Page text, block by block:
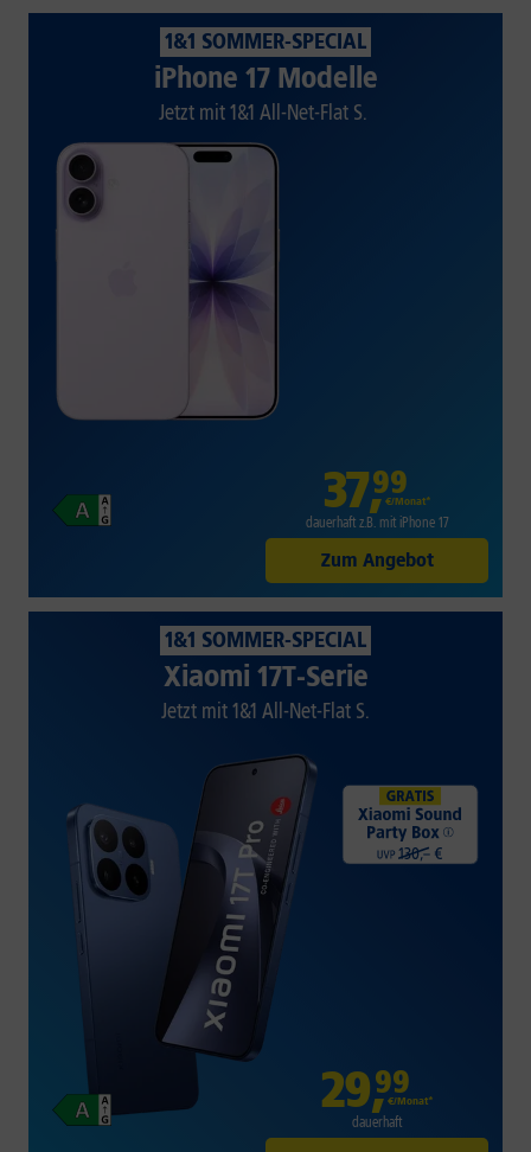
1&1 SOMMER-SPECIAL
iPhone 17 Modelle
Jetzt mit 1&1 All-Net-Flat S.
37,99
€/Monat*
dauerhaft z.B. mit iPhone 17
Zum Angebot
1&1 SOMMER-SPECIAL
Xiaomi 17T-Serie
Jetzt mit 1&1 All-Net-Flat S.
29,
99
€/Monat*
dauerhaft